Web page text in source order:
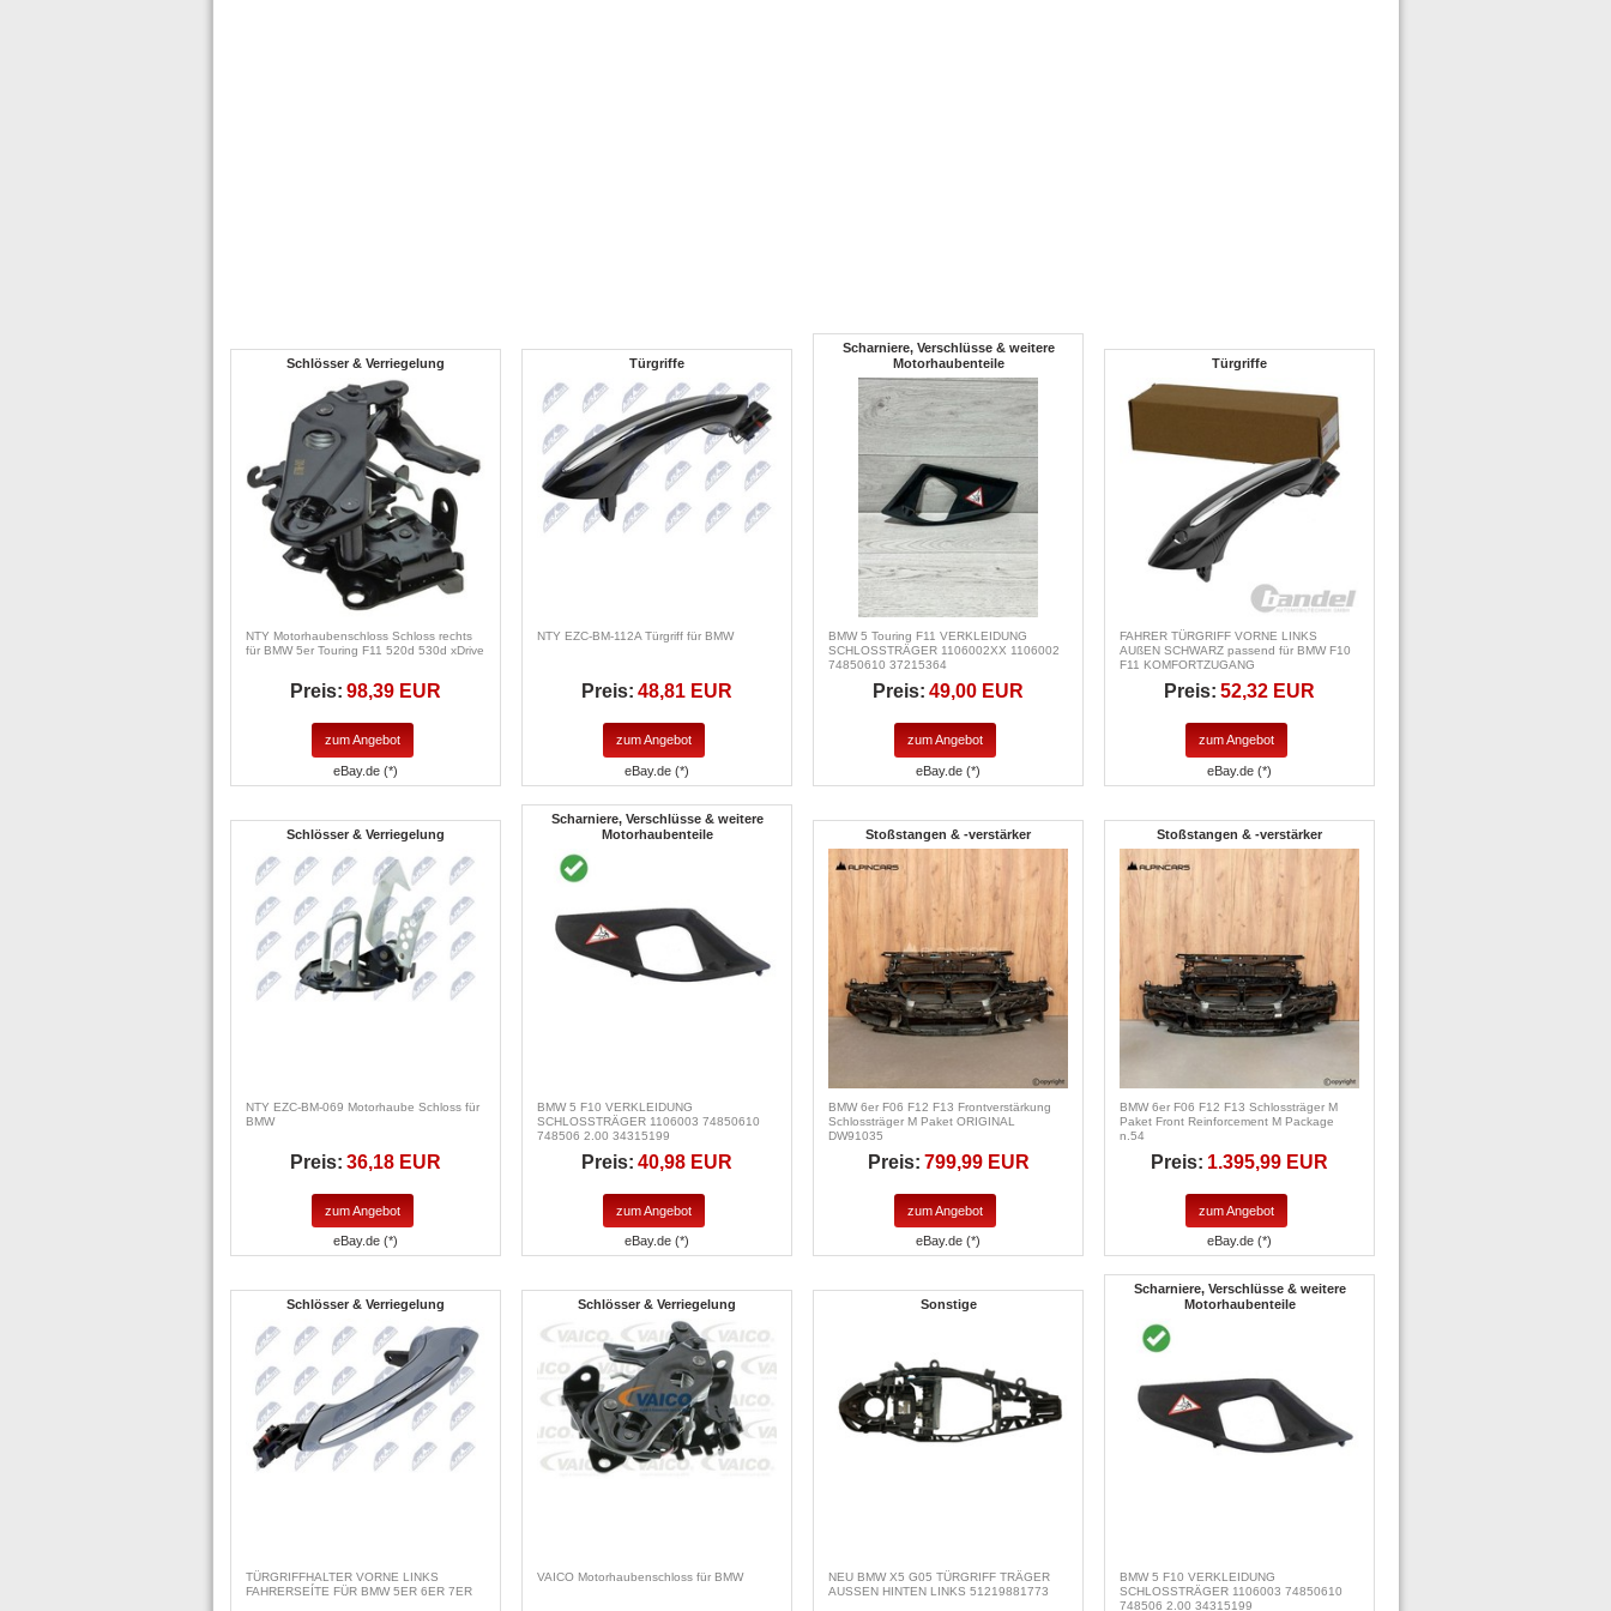
Schlösser & Verriegelung
NTY Motorhaubenschloss Schloss rechts
für BMW 5er Touring F11 520d 530d xDrive
Preis: 98,39 EUR
zum Angebot
eBay.de (*)
Türgriffe
NTY EZC-BM-112A Türgriff für BMW
Preis: 48,81 EUR
zum Angebot
eBay.de (*)
Scharniere, Verschlüsse & weitere
Motorhaubenteile
BMW 5 Touring F11 VERKLEIDUNG
SCHLOSSTRÄGER 1106002XX 1106002
74850610 37215364
Preis: 49,00 EUR
zum Angebot
eBay.de (*)
Türgriffe
FAHRER TÜRGRIFF VORNE LINKS
AUßEN SCHWARZ passend für BMW F10
F11 KOMFORTZUGANG
Preis: 52,32 EUR
zum Angebot
eBay.de (*)
Schlösser & Verriegelung
NTY EZC-BM-069 Motorhaube Schloss für
BMW
Preis: 36,18 EUR
zum Angebot
eBay.de (*)
Scharniere, Verschlüsse & weitere
Motorhaubenteile
BMW 5 F10 VERKLEIDUNG
SCHLOSSTRÄGER 1106003 74850610
748506 2.00 34315199
Preis: 40,98 EUR
zum Angebot
eBay.de (*)
Stoßstangen & -verstärker
BMW 6er F06 F12 F13 Frontverstärkung
Schlossträger M Paket ORIGINAL
DW91035
Preis: 799,99 EUR
zum Angebot
eBay.de (*)
Stoßstangen & -verstärker
BMW 6er F06 F12 F13 Schlossträger M
Paket Front Reinforcement M Package
n.54
Preis: 1.395,99 EUR
zum Angebot
eBay.de (*)
Schlösser & Verriegelung
TÜRGRIFFHALTER VORNE LINKS
FAHRERSEÍTE FÜR BMW 5ER 6ER 7ER
Schlösser & Verriegelung
VAICO Motorhaubenschloss für BMW
Sonstige
NEU BMW X5 G05 TÜRGRIFF TRÄGER
AUSSEN HINTEN LINKS 51219881773
Scharniere, Verschlüsse & weitere
Motorhaubenteile
BMW 5 F10 VERKLEIDUNG
SCHLOSSTRÄGER 1106003 74850610
748506 2.00 34315199